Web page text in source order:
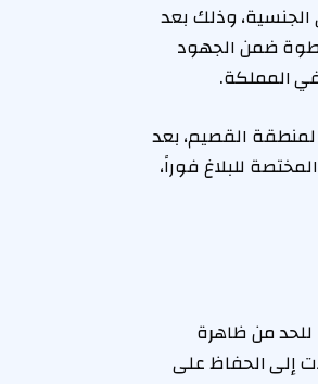
وذلك بعد
ضمن الجهود
المملكة.
القصيم، بعد
للبلاغ فوراً،
من ظاهرة
إلى الحفاظ على